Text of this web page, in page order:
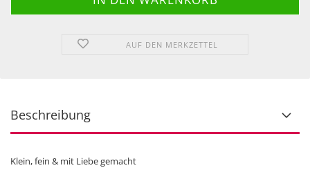
AUF DEN MERKZETTEL
Beschreibung
Klein, fein & mit Liebe gemacht